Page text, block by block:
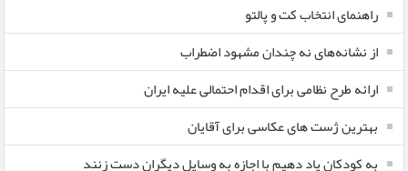
راهنمای انتخاب کت و پالتو
از نشانه‌های نه چندان مشهود اضطراب
ارائه طرح نظامی برای اقدام احتمالی علیه ایران
بهترین ژست های عکاسی برای آقایان
به کودکان یاد دهیم با اجازه به وسایل دیگران دست زنند